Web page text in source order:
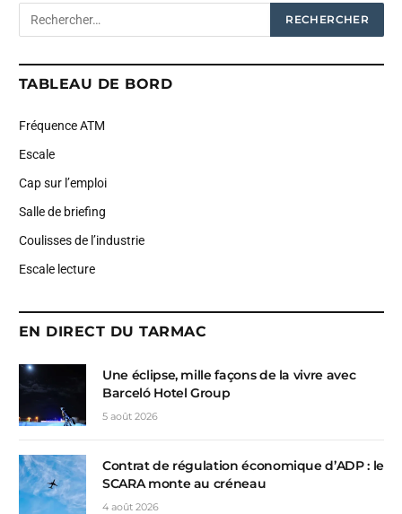
TABLEAU DE BORD
Fréquence ATM
Escale
Cap sur l’emploi
Salle de briefing
Coulisses de l’industrie
Escale lecture
EN DIRECT DU TARMAC
Une éclipse, mille façons de la vivre avec
Barceló Hotel Group
5 août 2026
Contrat de régulation économique d’ADP : le
SCARA monte au créneau
4 août 2026